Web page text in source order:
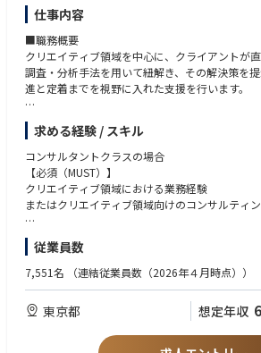
【求める人物像】
・ミッション・ビジョン・バリューに共感できる
・チーム内、チームを横断してチームワークを発
・データに基づきロジックを組み立てて綿密な
ができる行動力の高い方
・社内外問わず人を巻き込み、動かすことが得意
・前例にとらわれず常に最適な手法を検討でき
いる方
仕事内容
■職務概要
クリエイティブ領域を中心に、クライアントが
調査・分析手法を用いて紐解き、その解決策を
進と定着までを視野に入れた支援を行います。
■同社が誇る”One Pool制”とは
同社では他社に無いOne Pool制という組織体制
ンサルティングファームでは業界と領域（戦略
クスにより配属組織が決まる一方で、同社では
りOne Poolにすることにより、コンサルタント
の経験を積める構造になっています。
・現在のビジネススキル/ITスキルと経験を分析
標）とのギャップを捉え、
実現方法やアプローチを個別に話ししながら設
・上記取組により多くの方が、SEからITコンへ
ンから戦略コンへのキャリアチェンジに成功し
求める経験 / スキル
コンサルタントクラスの場合
【必須（MUST）】
クリエイティブ領域における業務経験
またはクリエイティブ領域向けのコンサルティ
【歓迎（WANT）】
海運・物流業務、クリエイティブ領域におけるIT
従業員数
7,551名 （連結従業員数（2026年４月時点））
東京都 想定年収